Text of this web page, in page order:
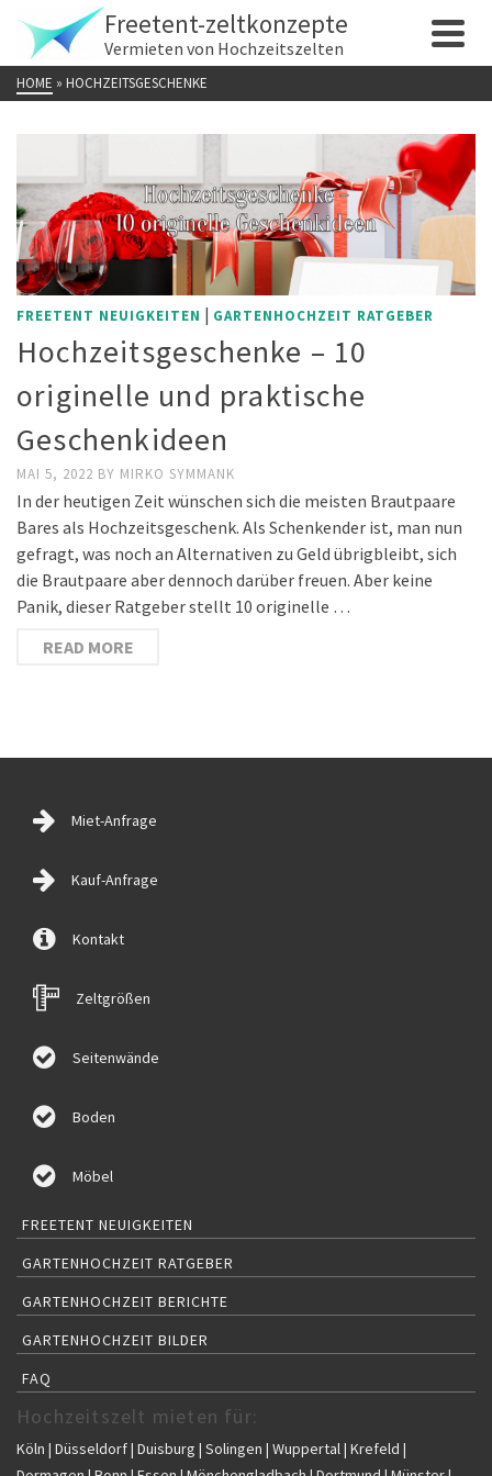
Freetent-zeltkonzepte
Vermieten von Hochzeitszelten
HOME » HOCHZEITSGESCHENKE
FREETENT NEUIGKEITEN | GARTENHOCHZEIT RATGEBER
Hochzeitsgeschenke – 10
originelle und praktische
Geschenkideen
MAI 5, 2022 BY MIRKO SYMMANK
In der heutigen Zeit wünschen sich die meisten Brautpaare
Bares als Hochzeitsgeschenk. Als Schenkender ist, man nun
gefragt, was noch an Alternativen zu Geld übrigbleibt, sich
die Brautpaare aber dennoch darüber freuen. Aber keine
Panik, dieser Ratgeber stellt 10 originelle …
READ MORE
Miet-Anfrage
Kauf-Anfrage
Kontakt
Zeltgrößen
Seitenwände
Boden
Möbel
FREETENT NEUIGKEITEN
GARTENHOCHZEIT RATGEBER
GARTENHOCHZEIT BERICHTE
GARTENHOCHZEIT BILDER
FAQ
Hochzeitszelt mieten für:
Köln | Düsseldorf | Duisburg | Solingen | Wuppertal | Krefeld |